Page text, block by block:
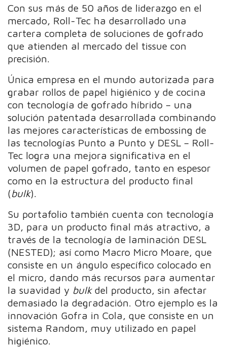
Con sus más de 50 años de liderazgo en el
mercado, Roll-Tec ha desarrollado una
cartera completa de soluciones de gofrado
que atienden al mercado del tissue con
precisión.
Única empresa en el mundo autorizada para
grabar rollos de papel higiénico y de cocina
con tecnología de gofrado híbrido – una
solución patentada desarrollada combinando
las mejores características de embossing de
las tecnologías Punto a Punto y DESL – Roll-
Tec logra una mejora significativa en el
volumen de papel gofrado, tanto en espesor
como en la estructura del producto final
(bulk).
Su portafolio también cuenta con tecnología
3D, para un producto final más atractivo, a
través de la tecnología de laminación DESL
(NESTED); así como Macro Micro Moare, que
consiste en un ángulo específico colocado en
el micro, dando más recursos para aumentar
la suavidad y bulkdel producto, sin afectar
demasiado la degradación. Otro ejemplo es la
innovación Gofra in Cola, que consiste en un
sistema Random, muy utilizado en papel
higiénico.